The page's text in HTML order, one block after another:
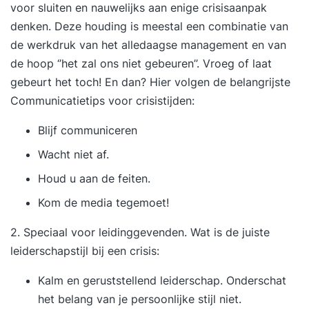
voor sluiten en nauwelijks aan enige crisisaanpak
denken. Deze houding is meestal een combinatie van
de werkdruk van het alledaagse management en van
de hoop ‘’het zal ons niet gebeuren’’. Vroeg of laat
gebeurt het toch! En dan? Hier volgen de belangrijste
Communicatietips voor crisistijden:
Blijf communiceren
Wacht niet af.
Houd u aan de feiten.
Kom de media tegemoet!
2. Speciaal voor leidinggevenden. Wat is de juiste
leiderschapstijl bij een crisis:
Kalm en geruststellend leiderschap. Onderschat
het belang van je persoonlijke stijl niet.